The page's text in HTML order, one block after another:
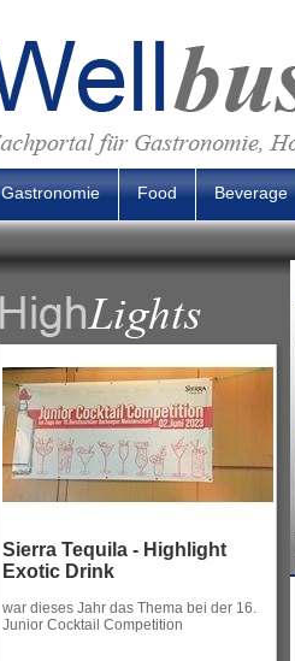
Gastronomie Food Beverage
Sierra Tequila - Highlight
Exotic Drink
war dieses Jahr das Thema bei der 16.
Junior Cocktail Competition